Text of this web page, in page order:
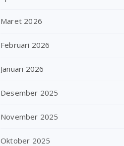
Maret 2026
Februari 2026
Januari 2026
Desember 2025
November 2025
Oktober 2025